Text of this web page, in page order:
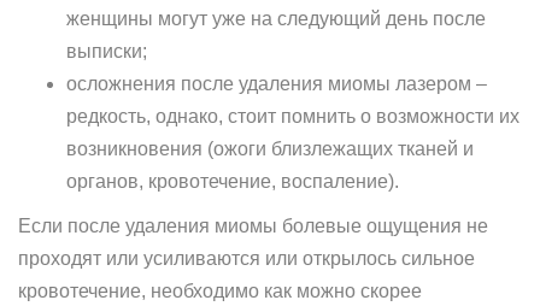
женщины могут уже на следующий день после
выписки;
осложнения после удаления миомы лазером –
редкость, однако, стоит помнить о возможности их
возникновения (ожоги близлежащих тканей и
органов, кровотечение, воспаление).
Если после удаления миомы болевые ощущения не
проходят или усиливаются или открылось сильное
кровотечение, необходимо как можно скорее